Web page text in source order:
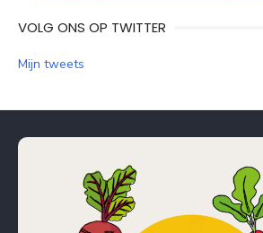
VOLG ONS OP TWITTER
Mijn tweets